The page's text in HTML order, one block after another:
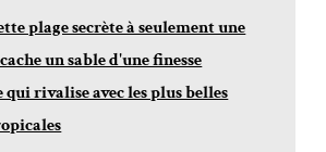
plage secrète à seulement une
un sable d'une finesse
rivalise avec les plus belles